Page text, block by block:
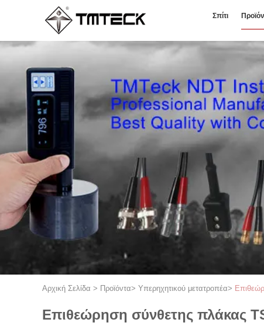
Σπίτι
Αρχική Σελίδα > Προϊόντα> Υπερηχητικού μετατροπέα>
Επιθεώρηση σύνθετης πλάκας